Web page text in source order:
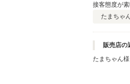
接客態度が
たまちゃ
販売店の
たまちゃん